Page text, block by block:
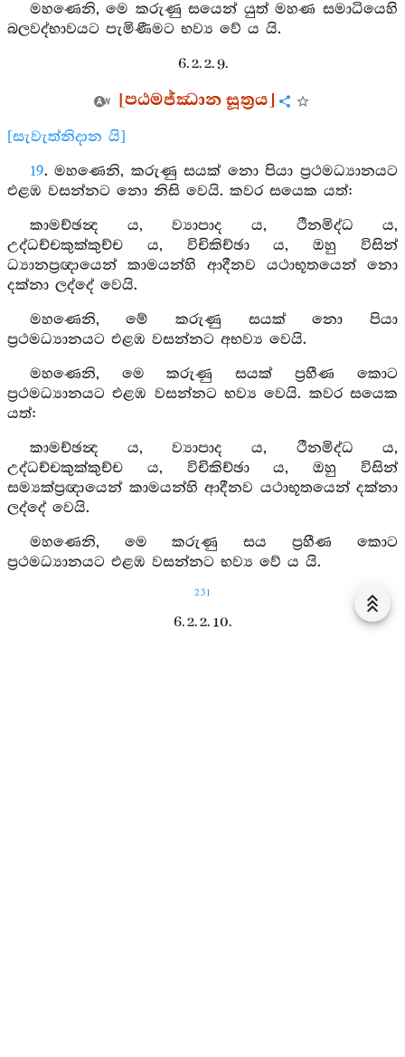
මහණෙනි, මෙ කරුණු සයෙන් යුත් මහණ සමාධියෙහි
බලවද්භාවයට පැමිණීමට භව්‍ය වේ ය යි.
6. 2. 2. 9.
[පඨමජ්ඣාන සූත්‍රය]
[සැවැත්නිදාන යි]
19. මහණෙනි, කරුණු සයක් නො පියා ප්‍රථමධ්‍යානයට
එළඹ වසන්නට නො නිසි වෙයි. කවර සයෙක යත්:
කාමච්ඡන්‍ද ය, ව්‍යාපාද ය, ථීනමිද්ධ ය,
උද්ධච්චකුක්කුච්ච ය, විචිකිච්ඡා ය, ඔහු විසින්
ධ්‍යානප්‍රඥායෙන් කාමයන්හි ආදීනව යථාභූතයෙන් නො
දක්නා ලද්දේ වෙයි.
මහණෙනි, මේ කරුණු සයක් නො පියා
ප්‍රථමධ්‍යානයට එළඹ වසන්නට අභව්‍ය වෙයි.
මහණෙනි, මෙ කරුණු සයක් ප්‍රහීණ කොට
ප්‍රථමධ්‍යානයට එළඹ වසන්නට භව්‍ය වෙයි. කවර සයෙක
යත්:
කාමච්ඡන්‍ද ය, ව්‍යාපාද ය, ථීනමිද්ධ ය,
උද්ධච්චකුක්කුච්ච ය, විචිකිච්ඡා ය, ඔහු විසින්
සම්‍යක්ප්‍රඥායෙන් කාමයන්හි ආදීනව යථාභූතයෙන් දක්නා
ලද්දේ වෙයි.
මහණෙනි, මෙ කරුණු සය ප්‍රහීණ කොට
ප්‍රථමධ්‍යානයට එළඹ වසන්නට භව්‍ය වේ ය යි.
231
6. 2. 2. 10.